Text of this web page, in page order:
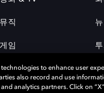
뮤직
게임
to enhance user
also record and use
analytics partners. Click on